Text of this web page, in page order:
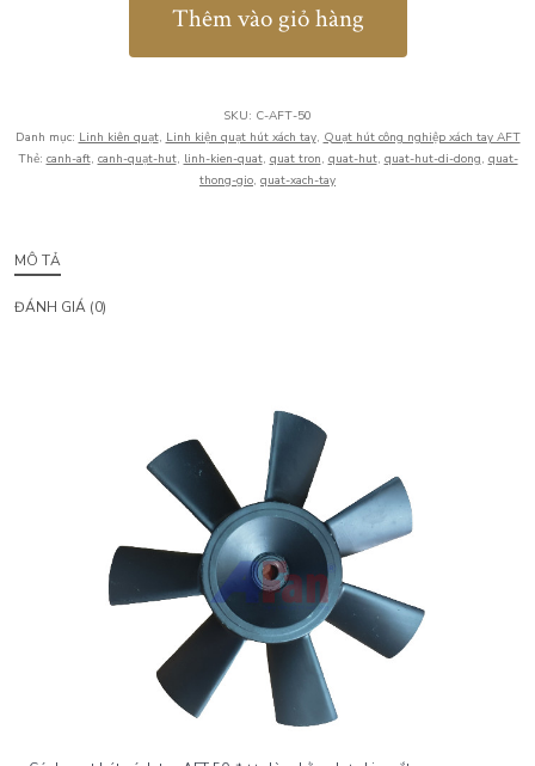
50
số
Thêm vào giỏ hàng
SKU: C-AFT-50
Danh mục: Linh kiên quạt, Linh kiện quạt hút xách tay, Quạt hút công nghiệp xách tay AFT
Thẻ: canh-aft, canh-quạt-hut, linh-kien-quat, quat tron, quat-hut, quat-hut-di-dong, quat-
thong-gio, quat-xach-tay
MÔ TẢ
ĐÁNH GIÁ (0)